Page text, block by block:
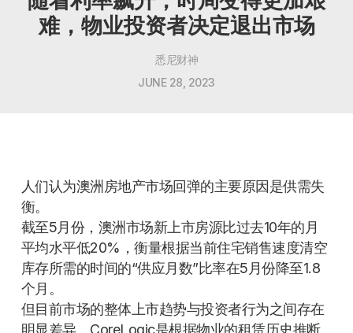
难，物业投资者决定退出市场
悉尼财神
JUNE 28, 2023
人们认为澳洲房地产市场回弹的主要原因是供需失
衡。
截至5月份，澳洲市场新上市房源比过去10年的月
平均水平低20%，衡量根据当前住宅销售速度清空
库存所需的时间的“供应月数”比率在5月份降至1.8
个月。
但目前市场的整体上市趋势与投资者行为之间存在
明显差异。CoreLogic是根据物业的租赁历史推断